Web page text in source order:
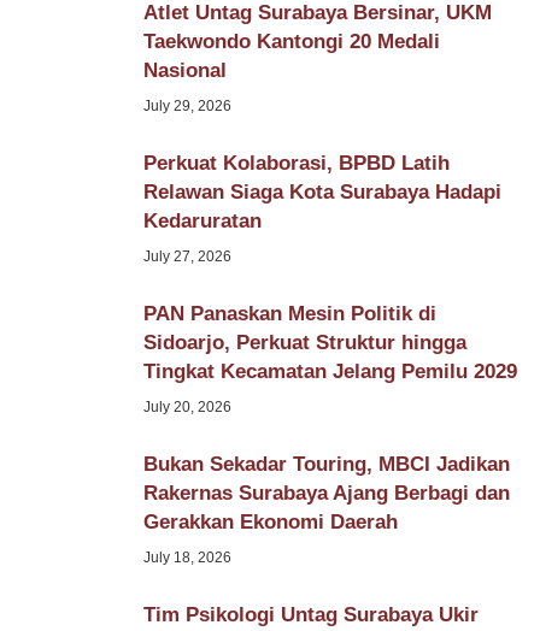
Atlet Untag Surabaya Bersinar, UKM
Taekwondo Kantongi 20 Medali
Nasional
July 29, 2026
Perkuat Kolaborasi, BPBD Latih
Relawan Siaga Kota Surabaya Hadapi
Kedaruratan
July 27, 2026
PAN Panaskan Mesin Politik di
Sidoarjo, Perkuat Struktur hingga
Tingkat Kecamatan Jelang Pemilu 2029
July 20, 2026
Bukan Sekadar Touring, MBCI Jadikan
Rakernas Surabaya Ajang Berbagi dan
Gerakkan Ekonomi Daerah
July 18, 2026
Tim Psikologi Untag Surabaya Ukir